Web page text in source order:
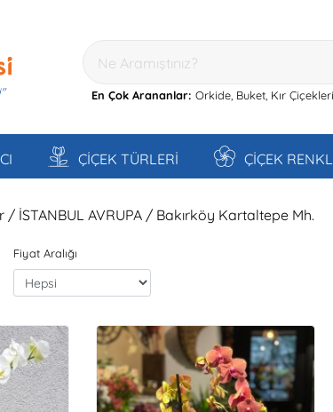
En Çok Arananlar: Orkide, Buket, Kır Çiçekleri,
ÇİÇEK TÜRLERİ ÇİÇEK
İSTANBUL AVRUPA / Bakırköy Kartaltepe Mh.
Fiyat Aralığı